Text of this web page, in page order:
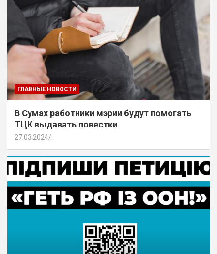
ГЛАВНЫЕ НОВОСТИ
В Сумах работники мэрии будут помогать
ТЦК выдавать повестки
27.03.2024